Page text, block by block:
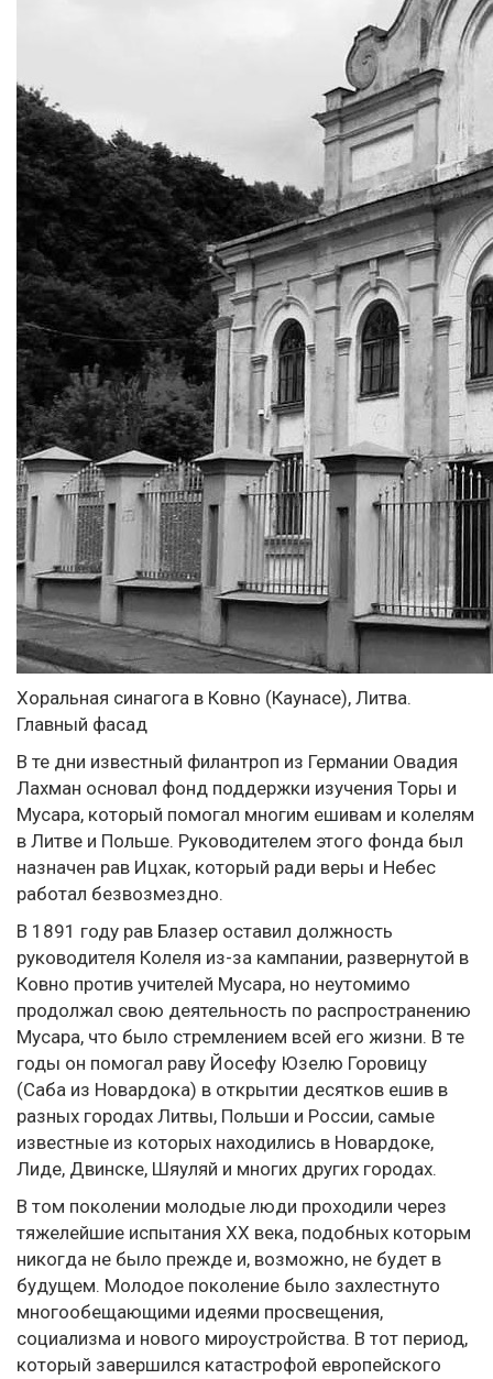
Xоральная синагога в Ковно (Каунасе), Литва.
Главный фасад
В те дни известный филантроп из Германии Овадия
Лахман основал фонд поддержки изучения Торы и
Мусара, который помогал многим ешивам и колелям
в Литве и Польше. Руководителем этого фонда был
назначен рав Ицхак, который ради веры и Небес
работал безвозмездно.
В 1891 году рав Блазер оставил должность
руководителя Колеля из-за кампании, развернутой в
Ковно против учителей Мусара, но неутомимо
продолжал свою деятельность по распространению
Мусара, что было стремлением всей его жизни. В те
годы он помогал раву Йосефу Юзелю Горовицу
(Саба из Новардока) в открытии десятков ешив в
разных городах Литвы, Польши и России, самые
известные из которых находились в Новардоке,
Лиде, Двинске, Шяуляй и многих других городах.
В том поколении молодые люди проходили через
тяжелейшие испытания ХХ века, подобных которым
никогда не было прежде и, возможно, не будет в
будущем. Молодое поколение было захлестнуто
многообещающими идеями просвещения,
социализма и нового мироустройства. В тот период,
который завершился катастрофой европейского